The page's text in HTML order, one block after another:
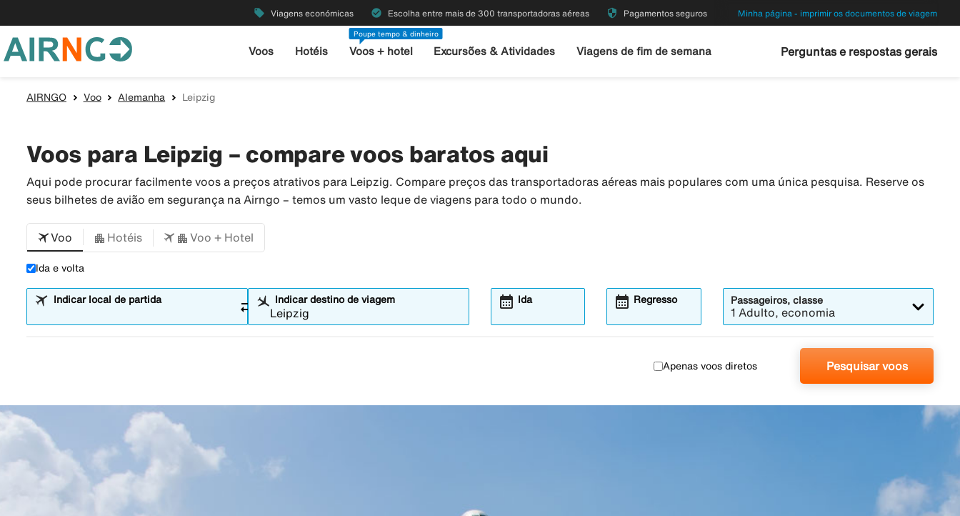
local_offer Viagens económicas check_circle Escolha entre mais de 300 transportadoras aéreas security Pagamentos seguros Minha página - imprimir os documentos de viagem
Voos Hotéis
Poupe tempo & dinheiro
Voos + hotel Excursões & Atividades Viagens de fim de semana Perguntas e respostas gerais
AIRNGO Voo Alemanha Leipzig
Voos para Leipzig – compare voos baratos aqui
Aqui pode procurar facilmente voos a preços atrativos para Leipzig. Compare preços das transportadoras aéreas mais populares com uma única pesquisa. Reserve os
seus bilhetes de avião em segurança na Airngo – temos um vasto leque de viagens para todo o mundo.
Voo Hotéis Voo + Hotel
Ida e volta
Indicar local de partida sync_alt Indicar destino de viagem Ida
calendar_month Regresso
calendar_month Passageiros, classe
1 Adulto, economia
Apenas voos diretos Pesquisar voos